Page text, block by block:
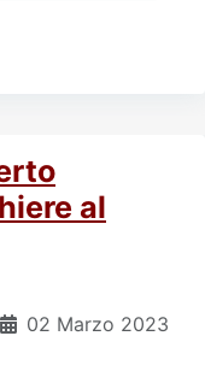
al
02 Marzo 2023